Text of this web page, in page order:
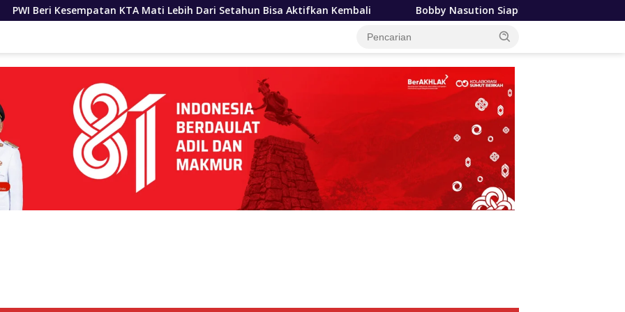
Mati Lebih Dari Setahun Bisa Aktifkan Kembali Bobby Nasution Siapkan Beasiswa Mahasiswa Poltekkes